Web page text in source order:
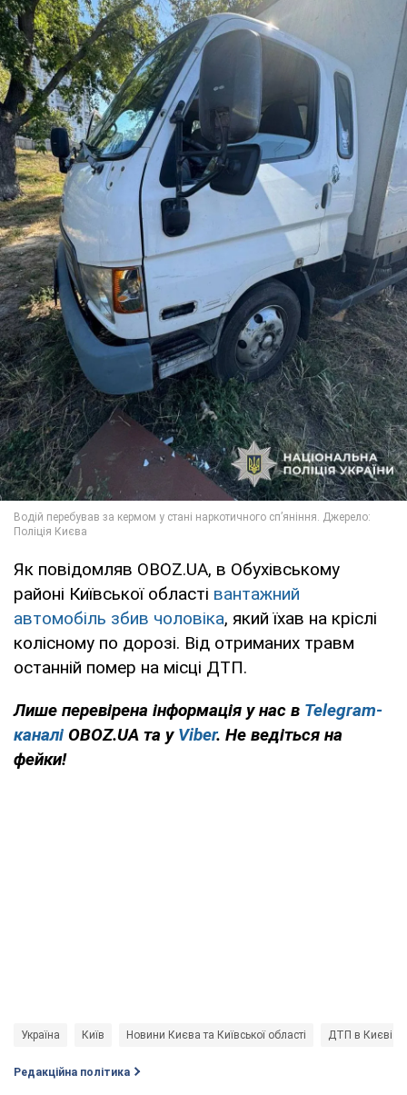
Як повідомляв OBOZ.UA, в Обухівському
районі Київської області вантажний
автомобіль збив чоловіка, який їхав на кріслі
колісному по дорозі. Від отриманих травм
останній помер на місці ДТП.
Лише перевірена інформація у нас в Telegram-
каналі OBOZ.UA та у Viber. Не ведіться на
фейки!
Україна Київ Новини Києва та Київської області ДТП в Києві
Редакційна політика